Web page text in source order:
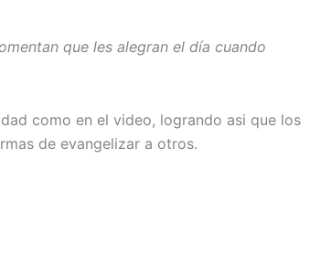
que les alegran el día cuando
como en el video, logrando asi que los
de evangelizar a otros.